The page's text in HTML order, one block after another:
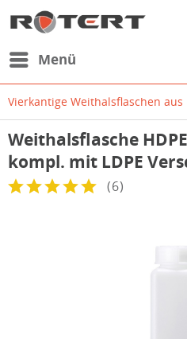
Menü
Vierkantige Weithalsflaschen aus
Weithalsflasche
kompl. mit LDPE
(6)